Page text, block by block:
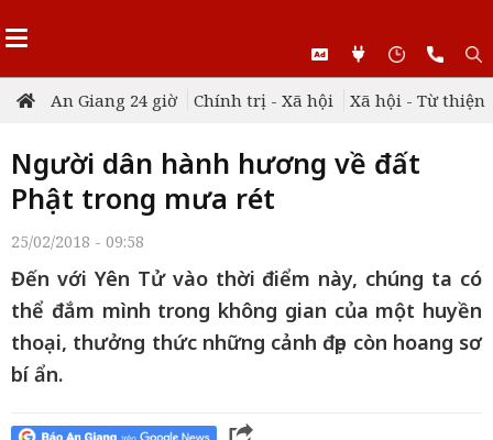
An Giang 24 giờ Chính trị - Xã hội Xã hội - Từ thiện
Người dân hành hương về đất
Phật trong mưa rét
25/02/2018 - 09:58
Đến với Yên Tử vào thời điểm này, chúng ta có
thể đắm mình trong không gian của một huyền
thoại, thưởng thức những cảnh đẹp còn hoang sơ
bí ẩn.